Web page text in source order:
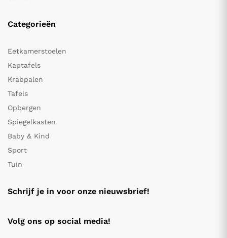
Categorieën
Eetkamerstoelen
Kaptafels
Krabpalen
Tafels
Opbergen
Spiegelkasten
Baby & Kind
Sport
Tuin
Schrijf je in voor onze nieuwsbrief!
Volg ons op social media!